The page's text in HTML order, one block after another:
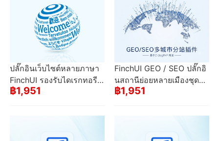
ปลั๊กอินเว็บไซต์หลายภาษา
FinchUI รองรับไดเรกทอรีย่
อยหรือ URL การเข้าถึงอิสร
อง) ที่จำเป็นสำหรับการเดิน
฿1,951
FinchUI GEO / SEO ปลั๊กอิ
นสถานีย่อยหลายเมืองชุดขอ
งไซต์ที่แยกออก N สถานีย่อ
฿1,951